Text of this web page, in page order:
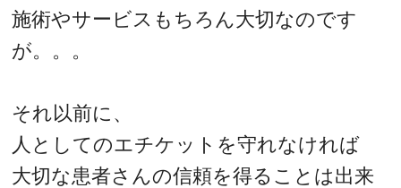
施術やサービスもちろん大切なのです
が。。。
それ以前に、
人としてのエチケットを守れなければ
大切な患者さんの信頼を得ることは出来